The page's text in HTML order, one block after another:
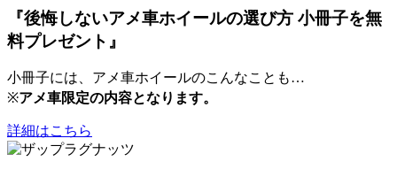
『後悔しないアメ車ホイールの選び方 小冊子を無
料プレゼント』
小冊子には、アメ車ホイールのこんなことも…
※アメ車限定の内容となります。
詳細はこちら